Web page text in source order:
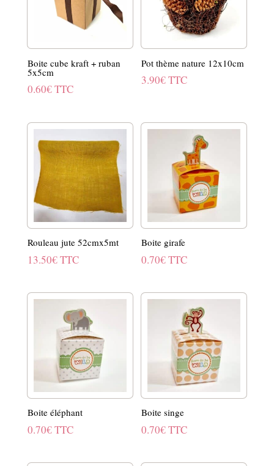
Boite cube kraft + ruban
5x5cm
0.60€TTC
Pot thème nature 12x10cm
3.90€TTC
Rouleau jute 52cmx5mt
13.50€TTC
Boite girafe
0.70€TTC
Boite éléphant
0.70€TTC
Boite singe
0.70€TTC